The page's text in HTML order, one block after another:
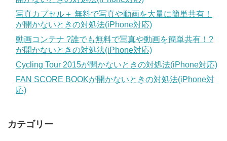
写真カプセル＋ 無料で写真や動画を大量に簡単共有！
が開かないときの対処法(iPhone対応)
動画コンテナ ?誰でも無料で写真や動画を簡単共有！?
が開かないときの対処法(iPhone対応)
Cycling Tour 2015が開かないときの対処法(iPhone対応)
FAN SCORE BOOKが開かないときの対処法(iPhone対
応)
カテゴリー